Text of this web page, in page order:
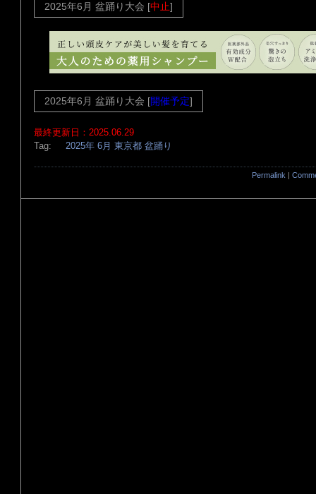
2025年6月 盆踊り大会 [中止]
2025年6月 盆踊り大会 [開催予定]
最終更新日：2025.06.29
Tag:
2025年 6月 東京都 盆踊り
Permalink |